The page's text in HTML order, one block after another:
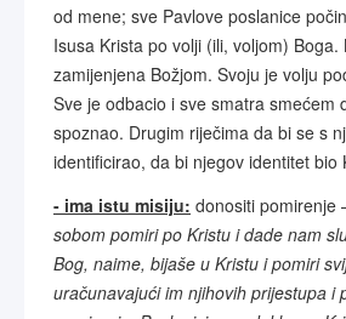
od mene; sve Pavlove poslanice
Isusa Krista po volji (ili, voljom) Boga.
zamijenjena Božjom. Svoju je volju
Sve je odbacio i sve smatra smećem
spoznao. Drugim riječima da bi se s
identificirao, da bi njegov identitet bio
- ima istu misiju: donositi pomirenje
sobom pomiri po Kristu i dade nam
Bog, naime, bijaše u Kristu i pomiri
uračunavajući im njihovih prijestupa i